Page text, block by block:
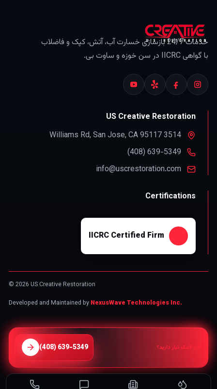
خدمات 24/7 بازسازی خسارت آب، آتش، کپک و فاضلاب
با گواهی IICRC در سن خوزه و ساوت بی.
US Creative Restoration
3514 Williams Rd
, San Jose, CA95117
info@uscrestoration.com
Certifications
IICRC Certified Firm
© 2026 US Creative Restoration
Developed and Maintained by NexusWave Technologies Inc.
الان کمک نیاز دارید؟ ⁦(408) 639-5349⁩